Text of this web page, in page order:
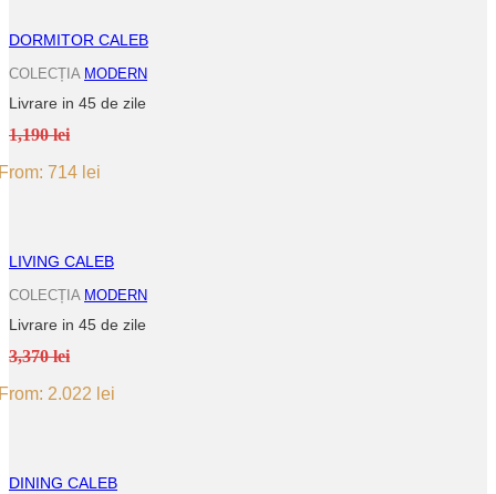
DORMITOR CALEB
COLECȚIA MODERN
Livrare in 45 de zile
1,190 lei
714 lei
LIVING CALEB
COLECȚIA MODERN
Livrare in 45 de zile
3,370 lei
2.022 lei
DINING CALEB